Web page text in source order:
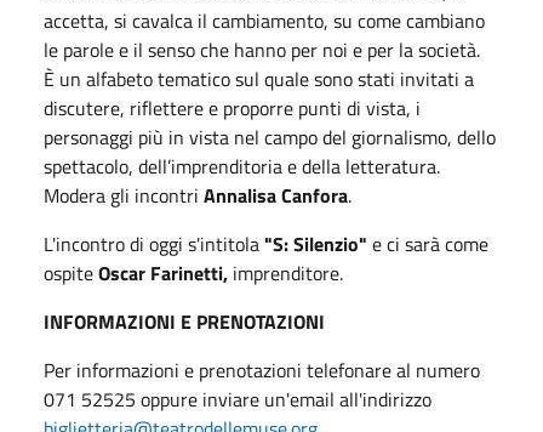
accetta, si cavalca il cambiamento, su come cambiano
le parole e il senso che hanno per noi e per la società.
È un alfabeto tematico sul quale sono stati invitati a
discutere, riflettere e proporre punti di vista, i
personaggi più in vista nel campo del giornalismo, dello
spettacolo, dell’imprenditoria e della letteratura.
Modera gli incontri Annalisa Canfora.
L'incontro di oggi s'intitola"S: Silenzio" e ci sarà come
ospiteOscar Farinetti, imprenditore.
INFORMAZIONI E PRENOTAZIONI
Per informazioni e prenotazioni telefonare al numero
071 52525 oppure inviare un'email all'indirizzo